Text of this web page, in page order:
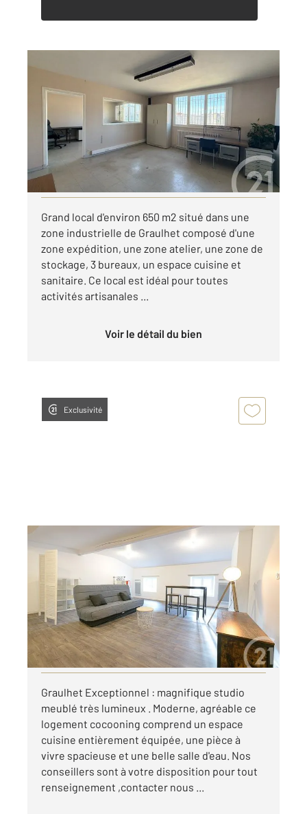
, 1 pièce
Ref : 13668
Appartement Local à louer
1 350 €
par mois charges comprises
Visiter le site dédié
Grand local d'environ 650 m2 situé dans une
zone industrielle de Graulhet composé d'une
zone expédition, une zone atelier, une zone de
stockage, 3 bureaux, un espace cuisine et
sanitaire. Ce local est idéal pour toutes
activités artisanales ...
Voir le détail du bien
Exclusivité
GRAULHET 81
37 m
2, 1 pièce
Ref : 13964
Appartement Studio à louer
425 €
par mois charges comprises
Visiter le site dédié
Graulhet Exceptionnel : magnifique studio
meublé très lumineux . Moderne, agréable ce
logement cocooning comprend un espace
cuisine entièrement équipée, une pièce à
vivre spacieuse et une belle salle d'eau. Nos
conseillers sont à votre disposition pour tout
renseignement ,contacter nous ...